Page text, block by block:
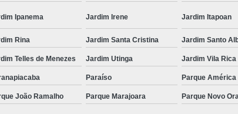
Ipanema Jardim Irene Jardim Itapoan
Rina Jardim Santa Cristina Jardim Santo
Telles de Menezes Jardim Utinga Jardim Vila Rica
Paraíso Parque América
João Ramalho Parque Marajoara Parque Novo